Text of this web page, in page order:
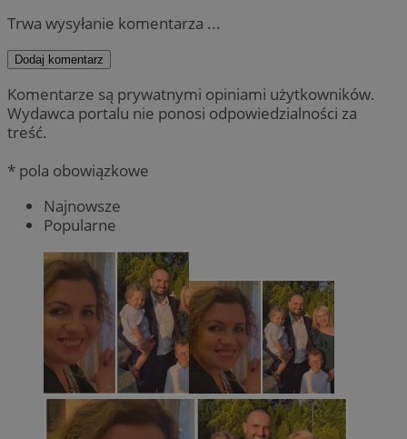
Trwa wysyłanie komentarza ...
Dodaj komentarz
Komentarze są prywatnymi opiniami użytkowników.
Wydawca portalu nie ponosi odpowiedzialności za
treść.
* pola obowiązkowe
Najnowsze
Popularne